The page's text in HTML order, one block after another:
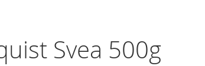
Svea 500g